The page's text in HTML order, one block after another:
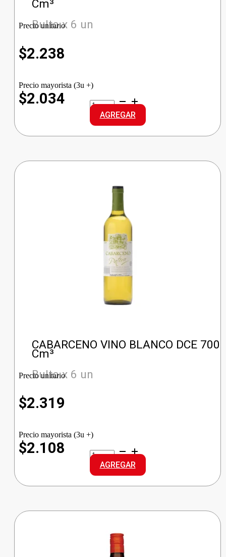
Cm³
Bulto x 6 un
Precio unitario
$2.238
Precio mayorista (3u +)
$2.034
CABARCENO
VINO
TINTO
DCE
cantidad
AGREGAR
CABARCENO VINO BLANCO DCE 700
Cm³
Bulto x 6 un
Precio unitario
$2.319
Precio mayorista (3u +)
$2.108
CABARCENO
VINO
BLANCO
DCE
cantidad
AGREGAR